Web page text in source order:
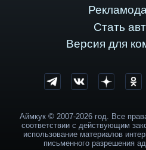
Стать
Версия для
Аймкук © 2007-2026 год. Все
соответствии с действующим
использование материалов
письменного разрешения